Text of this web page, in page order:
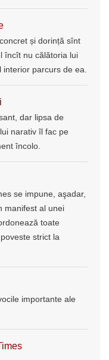
și dorință sînt
încît nu călătoria lui
parcurs de ea.
dar lipsa de
narativ îl fac pe
încolo.
se impune, aşadar,
manifest al unei
toate
strict la
importante ale